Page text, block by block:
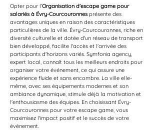
Opter pour l’Organisation d'escape game pour
salariés à Évry-Courcouronnes présente des
avantages uniques en raison des caractéristiques
particulières de la ville. Évry-Courcouronnes, riche en
diversité culturelle et dotée d'un réseau de transport
bien développé, facilite l'accès et l'arrivée des
participants d'horizons variés. Symfonia agency,
expert local, connaît tous les meilleurs endroits pour
organiser votre événement, ce qui assure une
expérience fluide et sans encombre. La ville elle-
même, avec ses équipements modernes et son
ambiance dynamique, stimule déjà la motivation et
l'enthousiasme des équipes. En choisissant Évry-
Courcouronnes pour votre escape game, vous
maximisez l'impact positif et le succès de votre
événement.